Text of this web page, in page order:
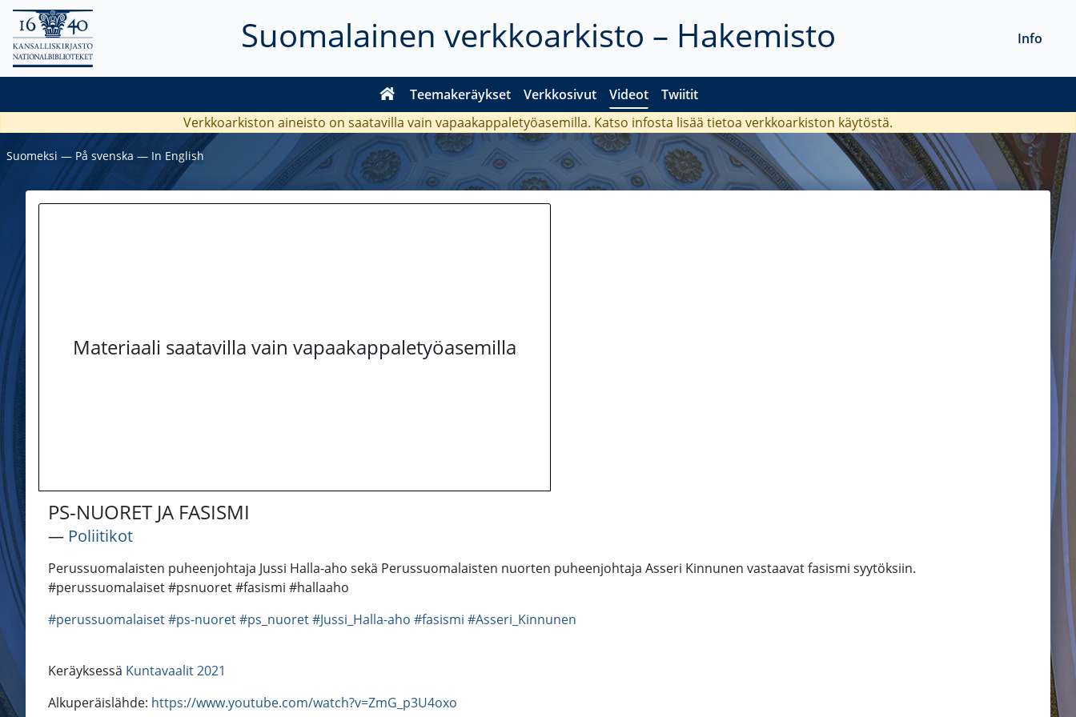
Suomalainen verkkoarkisto – Hakemisto
Teemakeräykset Verkkosivut Videot Twiitit
Info
Verkkoarkiston aineisto on saatavilla vain vapaakappaletyöasemilla. Katso infosta lisää tietoa verkkoarkiston käytöstä.
Suomeksi ― På svenska ― In English
Materiaali saatavilla vain vapaakappaletyöasemilla
PS-NUORET JA FASISMI
― Poliitikot
Perussuomalaisten puheenjohtaja Jussi Halla-aho sekä Perussuomalaisten nuorten puheenjohtaja Asseri Kinnunen vastaavat fasismi syytöksiin.
#perussuomalaiset #psnuoret #fasismi #hallaaho
#perussuomalaiset#ps-nuoret#ps_nuoret#Jussi_Halla-aho #fasismi #Asseri_Kinnunen
Keräyksessä Kuntavaalit 2021
Alkuperäislähde: https://www.youtube.com/watch?v=ZmG_p3U4oxo